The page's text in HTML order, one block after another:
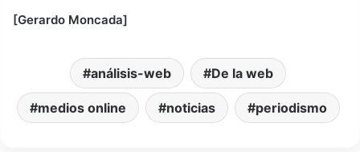
[Gerardo Moncada]
análisis-web De la web
medios online noticias periodismo